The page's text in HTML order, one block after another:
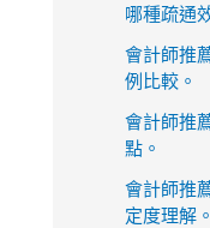
哪種疏通
會計師推
例比較。
會計師推
點。
會計師推
定度理解。